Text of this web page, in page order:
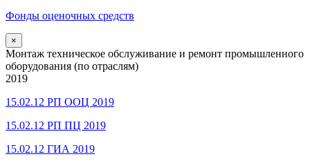
Фонды оценочных средств
×
Монтаж техническое обслуживание и ремонт промышленного
оборудования (по отраслям)
2019
15.02.12 РП ООЦ 2019
15.02.12 РП ПЦ 2019
15.02.12 ГИА 2019